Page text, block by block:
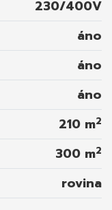
svoj osobitný
na všetky
využívať aj
zabezpečuje
krb s
pomocou
je sedlová,
230/400V
áno
áno
áno
210 m2
300 m2
rovina